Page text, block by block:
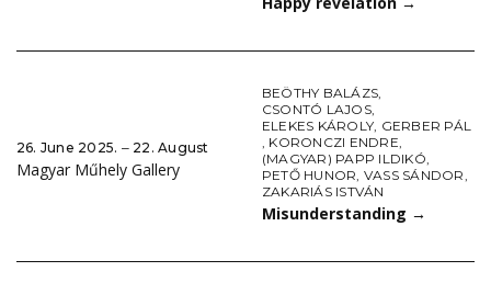
26. June 2025. ‒ 22. August
Magyar Műhely Gallery
BEÖTHY BALÁZS,
CSONTÓ LAJOS,
ELEKES KÁROLY, GERBER PÁL
, KORONCZI ENDRE,
(MAGYAR) PAPP ILDIKÓ,
PETŐ HUNOR, VASS SÁNDOR,
ZAKARIÁS ISTVÁN
Misunderstanding →